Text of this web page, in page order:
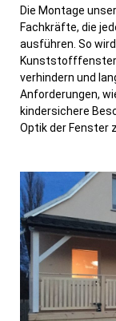
Die Montage
Fachkräfte, die
ausführen. So
Kunststofffenster
verhindern und
Anforderungen,
kindersichere
Optik der Fenster